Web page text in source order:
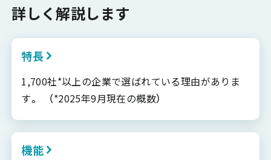
詳しく解説します
特長
1,700社*以上の企業で選ばれている理由がありま
す。 （*2025年9月現在の概数）
機能